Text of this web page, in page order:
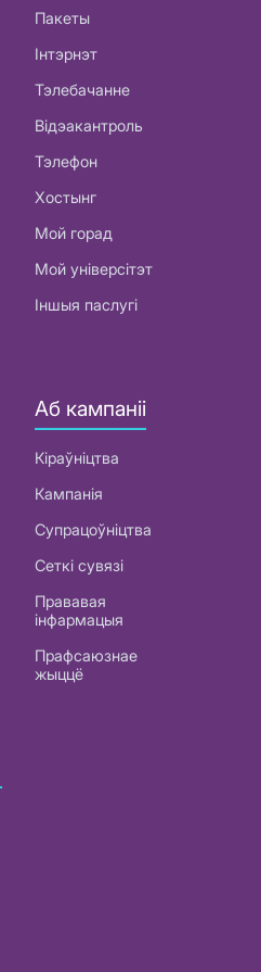
Пакеты
Інтэрнэт
Тэлебачанне
Відэакантроль
Тэлефон
Хостынг
Мой горад
Мой універсітэт
Іншыя паслугі
Аб кампаніі
Кіраўніцтва
Кампанія
Супрацоўніцтва
Сеткі сувязі
Прававая
інфармацыя
Прафсаюзнае
жыццё